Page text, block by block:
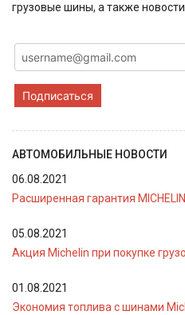
грузовые шины, а также
Подписаться
АВТОМОБИЛЬНЫЕ НОВОСТИ
06.08.2021
Расширенная гарантия
05.08.2021
Акция Michelin при покупке
01.08.2021
Экономия топлива с шинами